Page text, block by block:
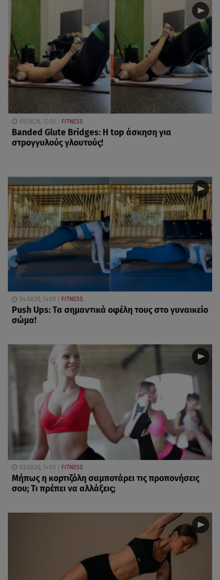
05.08.26, 12:00 FITNESS
Banded Glute Bridges: Η top άσκηση για
στρογγυλούς γλουτούς!
04.08.26, 14:00 FITNESS
Push Ups: Τα σημαντικά οφέλη τους στο γυναικείο
σώμα!
03.08.26, 14:00 FITNESS
Μήπως η κορτιζόλη σαμποτάρει τις προπονήσεις
σου; Τι πρέπει να αλλάξεις;